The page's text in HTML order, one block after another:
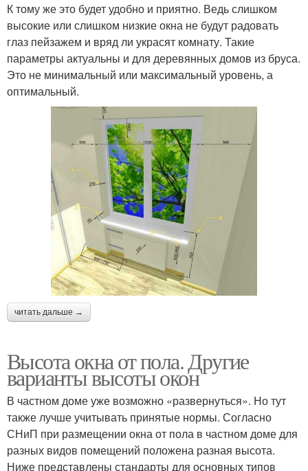
К тому же это будет удобно и приятно. Ведь слишком
высокие или слишком низкие окна не будут радовать
глаз пейзажем и вряд ли украсят комнату. Такие
параметры актуальны и для деревянных домов из бруса.
Это не минимальный или максимальный уровень, а
оптимальный.
читать дальше →
Высота окна от пола. Другие
варианты высоты окон
В частном доме уже возможно «развернуться». Но тут
также лучше учитывать принятые нормы. Согласно
СНиП при размещении окна от пола в частном доме для
разных видов помещений положена разная высота.
Ниже представлены стандарты для основных типов